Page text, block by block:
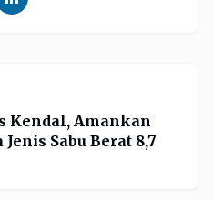
Kendal, Amankan
Sabu Berat 8,7